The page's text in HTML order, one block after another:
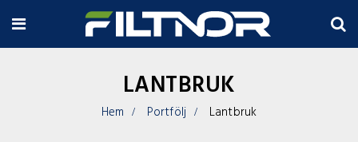
LANTBRUK
Hem Portfölj Lantbruk